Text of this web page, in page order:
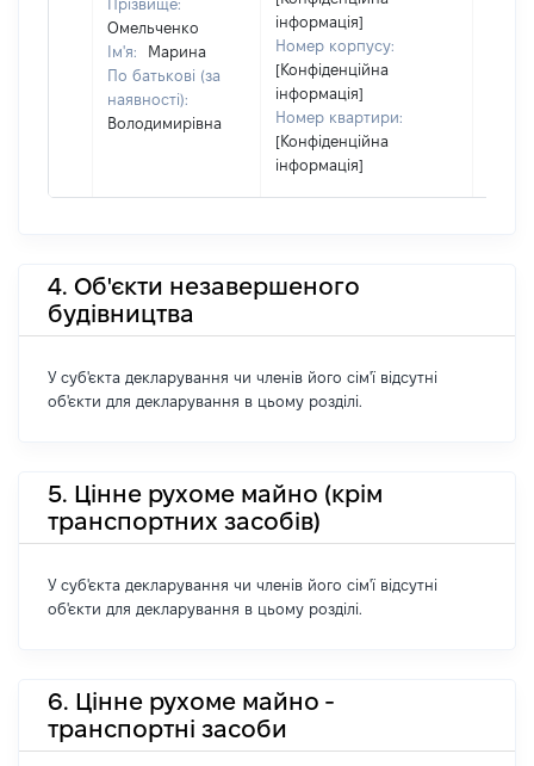
Прізвище:
Омельченко
Ім'я:
Марина
По батькові (за
наявності):
Володимирівна
інформація]
Номер корпусу:
[Конфіденційна
інформація]
Номер квартири:
[Конфіденційна
інформація]
4. Об'єкти незавершеного
будівництва
У суб'єкта декларування чи членів його сім'ї відсутні
об'єкти для декларування в цьому розділі.
5. Цінне рухоме майно (крім
транспортних засобів)
У суб'єкта декларування чи членів його сім'ї відсутні
об'єкти для декларування в цьому розділі.
6. Цінне рухоме майно -
транспортні засоби